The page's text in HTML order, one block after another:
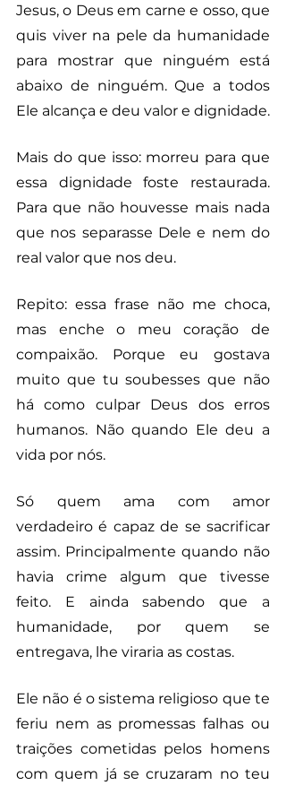
Jesus, o Deus em carne e osso, que
quis viver na pele da humanidade
para mostrar que ninguém está
abaixo de ninguém. Que a todos
Mais do que isso: morreu para que
essa dignidade foste restaurada.
Para que não houvesse mais nada
que nos separasse Dele e nem do
real valor que nos deu.
Repito: essa frase não me choca,
mas enche o meu coração de
compaixão. Porque eu gostava
muito que tu soubesses que não
há como culpar Deus dos erros
humanos. Não quando Ele deu a
vida por nós.
Só quem ama com amor
verdadeiro é capaz de se sacrificar
assim. Principalmente quando não
havia crime algum que tivesse
feito. E ainda sabendo que a
humanidade, por quem se
entregava, lhe viraria as costas.
Ele não é o sistema religioso que te
feriu nem as promessas falhas ou
traições cometidas pelos homens
com quem já se cruzaram no teu